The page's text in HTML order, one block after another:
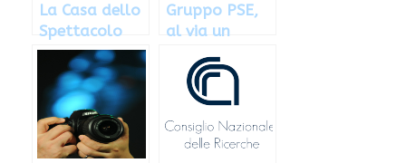
La Casa dello
Spettacolo
cerca Attori e
Cantanti:
come fare
richiesta
Gruppo PSE,
al via un
nuovo
concorso per
fotografi:
partecipare